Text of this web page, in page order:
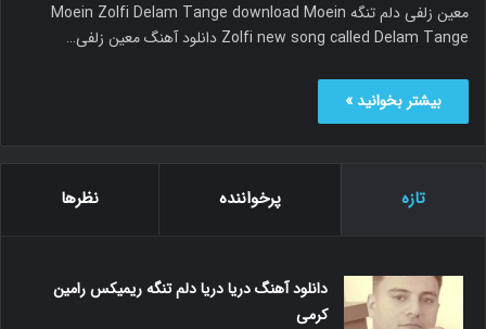
معین زلفی دلم تنگه Moein Zolfi Delam Tange download Moein
Zolfi new song called Delam Tange دانلود آهنگ معین زلفی…
بیشتر بخوانید »
تازه پرخواننده نظرها
دانلود آهنگ دریا دریا دلم تنگه ریمیکس رامین
کرمی